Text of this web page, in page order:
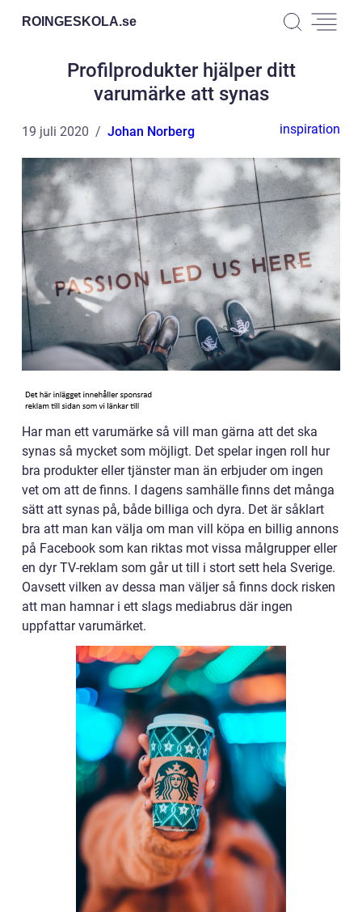
ROINGESKOLA.se
Profilprodukter hjälper ditt
varumärke att synas
19 juli 2020 Johan Norberg inspiration
Har man ett varumärke så vill man gärna att det ska
synas så mycket som möjligt. Det spelar ingen roll hur
bra produkter eller tjänster man än erbjuder om ingen
vet om att de finns. I dagens samhälle finns det många
sätt att synas på, både billiga och dyra. Det är såklart
bra att man kan välja om man vill köpa en billig annons
på Facebook som kan riktas mot vissa målgrupper eller
en dyr TV-reklam som går ut till i stort sett hela Sverige.
Oavsett vilken av dessa man väljer så finns dock risken
att man hamnar i ett slags mediabrus där ingen
uppfattar varumärket.